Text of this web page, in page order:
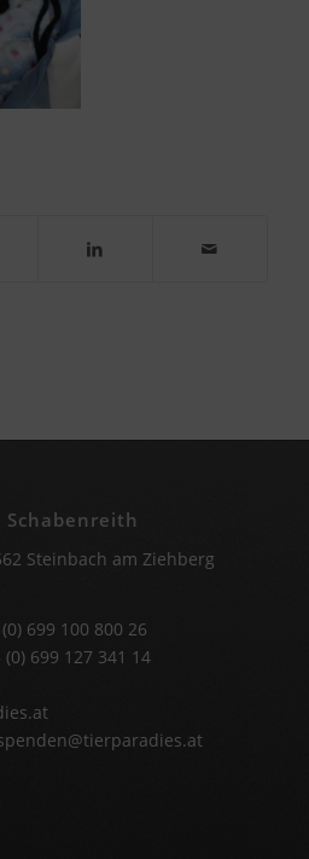
Steinbach am Ziehberg
699 100 800 26
(0) 699 127 341 14